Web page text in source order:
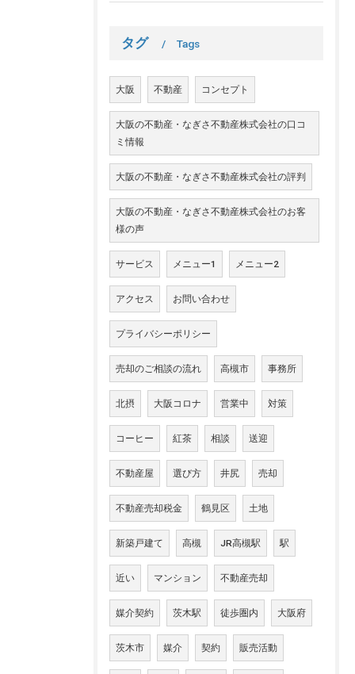
タグ Tags
大阪 不動産 コンセプト
大阪の不動産・なぎさ不動産株式会社の口コ
ミ情報
大阪の不動産・なぎさ不動産株式会社の評判
大阪の不動産・なぎさ不動産株式会社のお客
様の声
サービス メニュー1 メニュー2
アクセス お問い合わせ
プライバシーポリシー
売却のご相談の流れ 高槻市 事務所
北摂 大阪コロナ 営業中 対策
コーヒー 紅茶 相談 送迎
不動産屋 選び方 井尻 売却
不動産売却税金 鶴見区 土地
新築戸建て 高槻 JR高槻駅 駅
近い マンション 不動産売却
媒介契約 茨木駅 徒歩圏内 大阪府
茨木市 媒介 契約 販売活動